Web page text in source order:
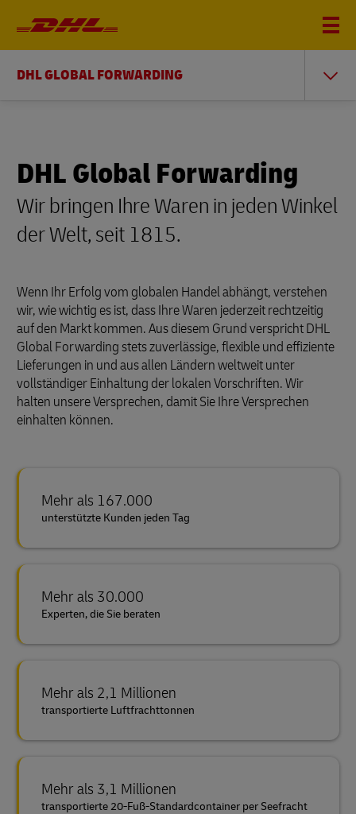
DHL GLOBAL FORWARDING
DHL Global Forwarding
Wir bringen Ihre Waren in jeden Winkel
der Welt, seit 1815.
Wenn Ihr Erfolg vom globalen Handel abhängt, verstehen
wir, wie wichtig es ist, dass Ihre Waren jederzeit rechtzeitig
auf den Markt kommen. Aus diesem Grund verspricht DHL
Global Forwarding stets zuverlässige, flexible und effiziente
Lieferungen in und aus allen Ländern weltweit unter
vollständiger Einhaltung der lokalen Vorschriften. Wir
halten unsere Versprechen, damit Sie Ihre Versprechen
einhalten können.
Mehr als 167.000
unterstützte Kunden jeden Tag
Mehr als 30.000
Experten, die Sie beraten
Mehr als 2,1 Millionen
transportierte Luftfrachttonnen
Mehr als 3,1 Millionen
transportierte 20-Fuß-Standardcontainer per Seefracht